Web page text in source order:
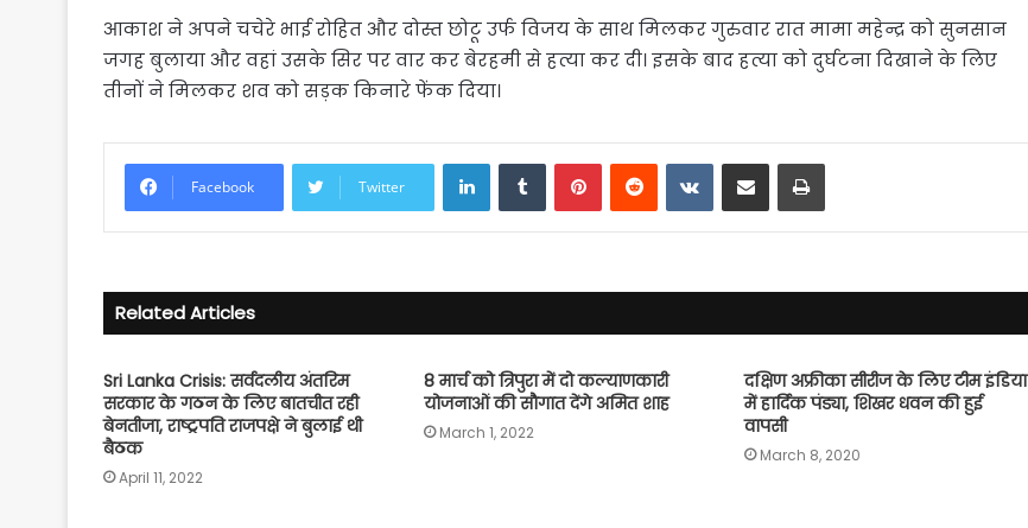
आकाश ने अपने चचेरे भाई रोहित और दोस्त छोटू उर्फ विजय के साथ मिलकर गुरुवार रात मामा महेन्द्र को सुनसान
जगह बुलाया और वहां उसके सिर पर वार कर बेरहमी से हत्या कर दी। इसके बाद हत्या को दुर्घटना दिखाने के लिए
तीनों ने मिलकर शव को सड़क किनारे फेंक दिया।
Facebook Twitter
LinkedInTumblrPinterestReddit VKontakte
Share via Email Print
Related Articles
Sri Lanka Crisis: सर्वदलीय अंतरिम
सरकार के गठन के लिए बातचीत रही
बेनतीजा, राष्ट्रपति राजपक्षे ने बुलाई थी
बैठक
April 11, 2022
8 मार्च को त्रिपुरा में दो कल्याणकारी
योजनाओं की सौगात देंगे अमित शाह
March 1, 2022
दक्षिण अफ्रीका सीरीज के लिए टीम इंडिया
में हार्दिक पंड्या, शिखर धवन की हुई
वापसी
March 8, 2020